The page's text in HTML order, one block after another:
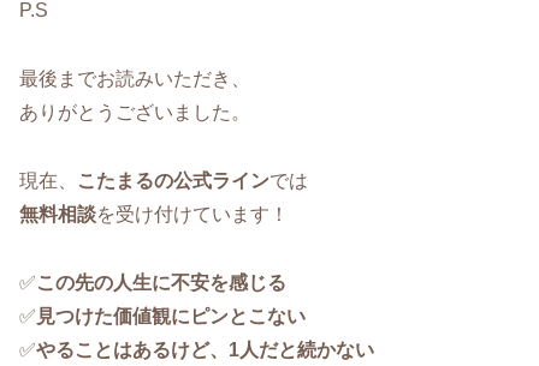
P.S
最後までお読みいただき、
ありがとうございました。
現在、 こたまるの公式ラインでは
無料相談を受け付けています！
✅この先の人生に不安を感じる
✅ 見つけた価値観にピンとこない
✅やることはあるけど、1人だと続かない